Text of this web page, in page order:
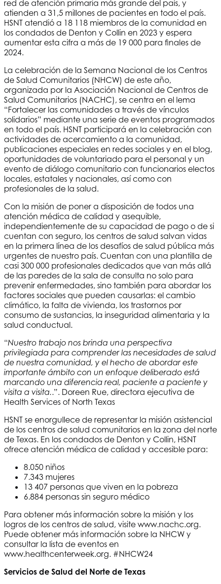
red de atención primaria más grande del país, y
atienden a 31,5 millones de pacientes en todo el país.
HSNT atendió a 18 118 miembros de la comunidad en
los condados de Denton y Collin en 2023 y espera
aumentar esta cifra a más de 19 000 para finales de
2024.
La celebración de la Semana Nacional de los Centros
de Salud Comunitarios (NHCW) de este año,
organizada por la Asociación Nacional de Centros de
Salud Comunitarios (NACHC), se centra en el lema
“Fortalecer las comunidades a través de vínculos
solidarios” mediante una serie de eventos programados
en todo el país. HSNT participará en la celebración con
actividades de acercamiento a la comunidad,
publicaciones especiales en redes sociales y en el blog,
oportunidades de voluntariado para el personal y un
evento de diálogo comunitario con funcionarios electos
locales, estatales y nacionales, así como con
profesionales de la salud.
Con la misión de poner a disposición de todos una
atención médica de calidad y asequible,
independientemente de su capacidad de pago o de si
cuentan con seguro, los centros de salud salvan vidas
en la primera línea de los desafíos de salud pública más
urgentes de nuestro país. Cuentan con una plantilla de
casi 300 000 profesionales dedicados que van más allá
de las paredes de la sala de consulta no solo para
prevenir enfermedades, sino también para abordar los
factores sociales que pueden causarlas: el cambio
climático, la falta de vivienda, los trastornos por
consumo de sustancias, la inseguridad alimentaria y la
salud conductual.
“Nuestro trabajo nos brinda una perspectiva
privilegiada para comprender las necesidades de salud
de nuestra comunidad, y el hecho de abordar este
importante ámbito con un enfoque deliberado está
marcando una diferencia real, paciente a paciente y
visita a visita..”. Doreen Rue, directora ejecutiva de
Health Services of North Texas
HSNT se enorgullece de representar la misión asistencial
de los centros de salud comunitarios en la zona del norte
de Texas. En los condados de Denton y Collin, HSNT
ofrece atención médica de calidad y accesible para:
8.050 niños
7.343 mujeres
13 407 personas que viven en la pobreza
6.884 personas sin seguro médico
Para obtener más información sobre la misión y los
logros de los centros de salud, visite www.nachc.org.
Puede obtener más información sobre la NHCW y
consultar la lista de eventos en
www.healthcenterweek.org. #NHCW24
Servicios de Salud del Norte de Texas